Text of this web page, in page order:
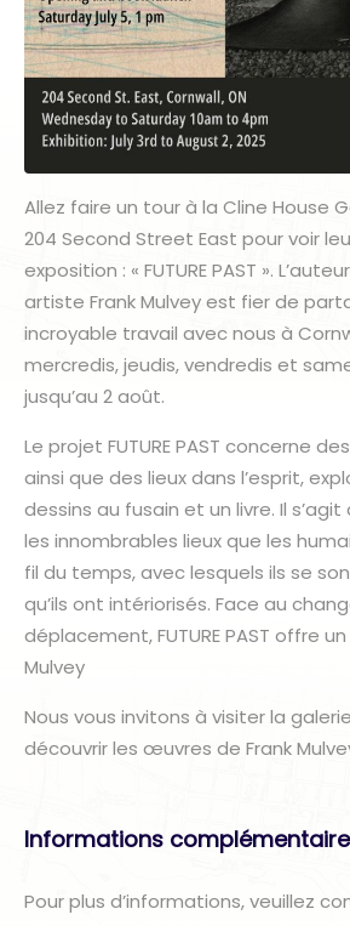
Allez faire un tour à la Cline House
204 Second Street East pour voir
exposition : « FUTURE PAST ».
artiste Frank Mulvey est fier de
incroyable travail avec nous à
mercredis, jeudis, vendredis et
jusqu’au 2 août.
Le projet FUTURE PAST concerne
ainsi que des lieux dans l’esprit,
dessins au fusain et un livre. Il s’agit
les innombrables lieux que les
fil du temps, avec lesquels ils se
qu’ils ont intériorisés. Face au
déplacement, FUTURE PAST offre
Mulvey
Nous vous invitons à visiter la
découvrir les œuvres de Frank
Informations
Pour plus d’informations, veuillez